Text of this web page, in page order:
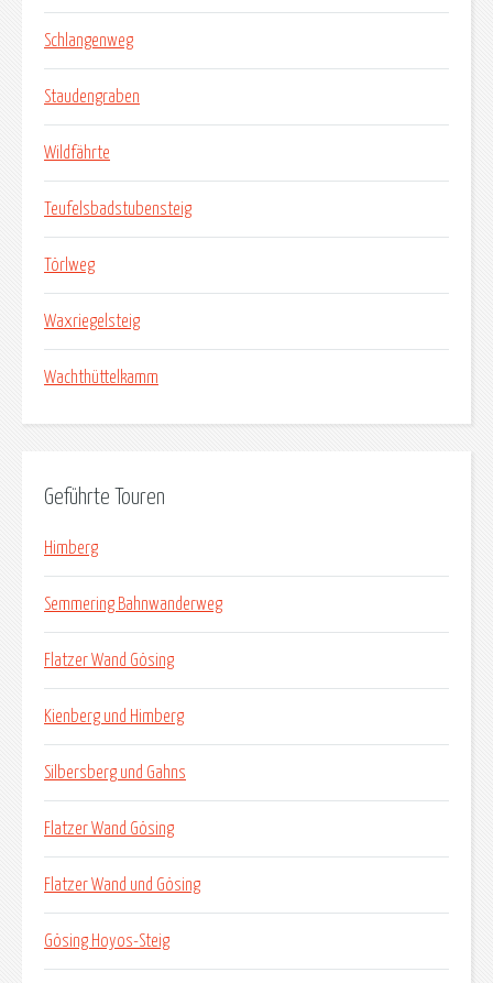
Schlangenweg
Staudengraben
Wildfährte
Teufelsbadstubensteig
Törlweg
Waxriegelsteig
Wachthüttelkamm
Geführte Touren
Himberg
Semmering Bahnwanderweg
Flatzer Wand Gösing
Kienberg und Himberg
Silbersberg und Gahns
Flatzer Wand Gösing
Flatzer Wand und Gösing
Gösing Hoyos-Steig